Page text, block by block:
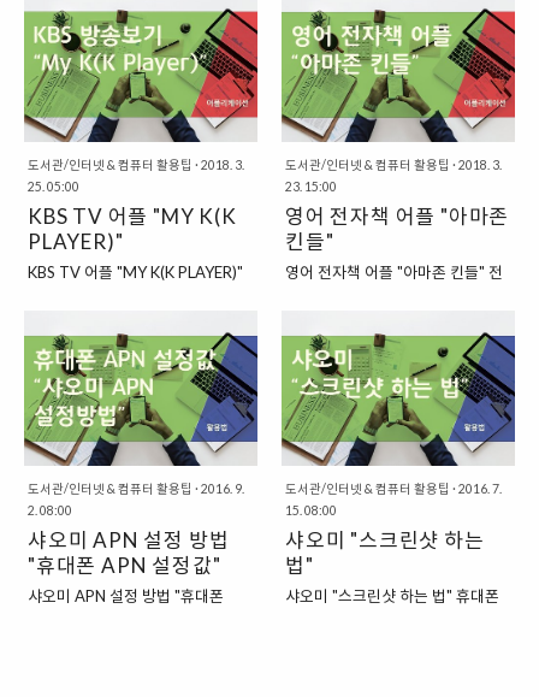
있는 카카오 내비" 이런 내비게이션
어플리케이션이 하나만 있는 것도
아닙니다. 각각의 통신사에서 제공
하는 내비게이션이 있기도 하고, 대
형 포털사이트에서 운영하고 있는
내비게이션..
서 역시 신세계 백화점에 관한 정보
를 제공하고 있습니다. 점포는 어디
에 있는지 영업시간은 언제까지인
지, 어떤 브랜드가 입점하고 있는지
등에 대한 정보를 제공하는 어플리
케이션이지요. 그리고 ..
바로 플립보드(FLIPBOARD)라는
이름을 가진 어플리케이션이었는데
요. 처음에 이 어플은 "아이폰"용으
로만 개발이 되면서 안드로이드 사
용자들을 아쉽게 만들기도 했습니
다. 물론, 이후에는 안드로이드용도
개발을 하고, 윈도우 폰에서도 사용
가능하도록 어플리케이션이 개발이
되어서 이제는 더 이상 아이폰 사용
자들의 전유물은 아니게 되었지요.
"페이스북, 트위터, 구글플러스 등
을 책처럼 볼 수 있게 해주는 어플리
간단합니다. 바로 "페이스북", "트위
터", "구글플러스"와 같은 SNS를 한
곳에서 볼 수 있도록 해주는 어플리
케이션인 것이지요. 그것도 단순히
그냥 한 곳에 모아주는..
분은 바로 "항공권" 혹은 "이동수
단" 그리고 "숙박지"일 것입니다. 그
중에서도 특히 여행을 떠날 때는
"호텔"을 주로 이용할 텐데요. 요즘
에는 이렇게 호텔 가격을 비교해보
는 다양한 어플리케이션을 쉽게 찾
아볼 수 있습니다. "호텔 가격을 비
교해주는 어플리케이션, 데일리 호
텔(DAILY HOTEL)" 이번에 한 번
소개를 해볼 어플리케이션인 "데일
리호텔(DAILY HOTEL)" 역시도 호
고 계시듯이, 항공권의 가격과 호텔
가격은 그때 그때 상황에 따라서 달
라진답니다. 수요가 많을 때는 같은
방이라고 하더라도 가격이 훌쩍 올
라가기도 하고, 반면..
도서관/인터넷 & 컴퓨터 활용팁 · 2018. 3.
25. 05:00
KBS TV 어플 "MY K(K
PLAYER)"
KBS TV 어플 "MY K(K PLAYER)"
를 전기세에 첨부해서 내는 구조로
수익을 내고 있기도 합니다. 물론,
이렇게 전기세에 합산해서 나오는
TV 수신료는 TV를 보지 않는 경우
에는 지역 전기 공사에 연락해서
TV를 보지 않으니, TV 수신료를 빼
달라고 하면 더 이상 수신료를 지불
하지 않아도 되지요. 아무튼, 이렇게
다른 방송국과는 다른 수입원을 가
지고 있는 국영방송이라 KBS는 자
체적으로 인터넷으로 TV를 무료로
볼 수 있도록 하는 어플리케이션과
도서관/인터넷 & 컴퓨터 활용팁 · 2018. 3.
23. 15:00
영어 전자책 어플 "아마존
킨들"
영어 전자책 어플 "아마존 킨들" 전
들(KINDLE)"을 떠올려볼 수 있습니
다. 킨들은 전자책의 대표주자라고
할 수 있는데요. 태블릿 PC와 같은
킨들파이어 제품을 생산하기도 하
고, 전자잉크를 활용한 전자책인
"킨들"을 제작하기도 합니다. 그래
서 마치, 이렇게 "킨들"이라는 이름
을 들어보면, "전자책을 보는 도
구"라는 생각이 우선적으로 떠오르
기도 하는데요. 하지만, 킨들은 "어
플리케이션"이기도 하답니다. "아마
존의 전자책 어플리케이션 킨들
도서관/인터넷 & 컴퓨터 활용팁 · 2016. 9.
2. 08:00
샤오미 APN 설정 방법
"휴대폰 APN 설정값"
샤오미 APN 설정 방법 "휴대폰
도서관/인터넷 & 컴퓨터 활용팁 · 2016. 7.
15. 08:00
샤오미 "스크린샷 하는
법"
샤오미 "스크린샷 하는 법" 휴대폰